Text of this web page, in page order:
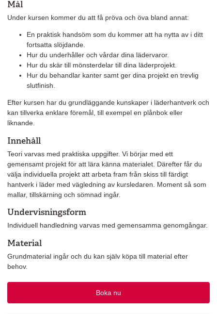
Mål
Under kursen kommer du att få pröva och öva bland annat:
En praktisk handsöm som du kommer att ha nytta av i ditt
fortsatta slöjdande.
Hur du underhåller och vårdar dina lädervaror.
Hur du skär till mönsterdelar till dina läderprojekt.
Hur du behandlar kanter samt ger dina projekt en trevlig
slutfinish.
Efter kursen har du grundläggande kunskaper i läderhantverk och
kan tillverka enklare föremål, till exempel en plånbok eller
liknande.
Innehåll
Teori varvas med praktiska uppgifter. Vi börjar med ett
gemensamt projekt för att lära känna materialet. Därefter får du
välja individuella projekt att arbeta fram från skiss till färdigt
hantverk i läder med vägledning av kursledaren. Moment så som
mallar, tillskärning och sömnad ingår.
Undervisningsform
Individuell handledning varvas med gemensamma genomgångar.
Material
Grundmaterial ingår och du kan själv köpa till material efter
behov.
Boka nu